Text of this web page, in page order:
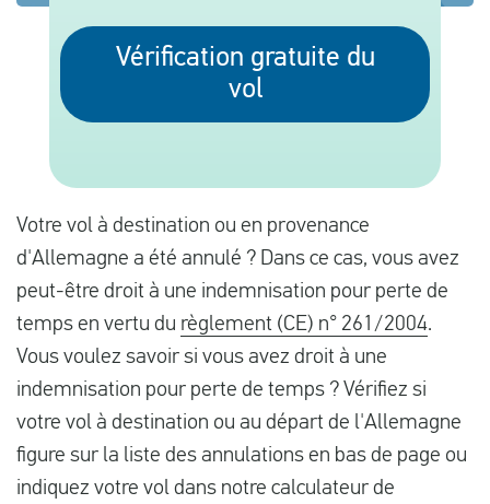
Contrôler la compensation
Contact
Français
Vérification gratuite du
vol
Votre vol à destination ou en provenance
d'Allemagne a été annulé ? Dans ce cas, vous avez
peut-être droit à une indemnisation pour perte de
temps en vertu du règlement (CE) n° 261/2004.
Vous voulez savoir si vous avez droit à une
indemnisation pour perte de temps ? Vérifiez si
votre vol à destination ou au départ de l'Allemagne
figure sur la liste des annulations en bas de page ou
indiquez votre vol dans notre calculateur de